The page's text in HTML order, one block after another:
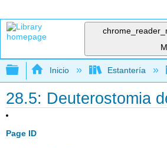
Expandir/contraer
Inicio Estantería
28.5: Deuterostomia
Page ID